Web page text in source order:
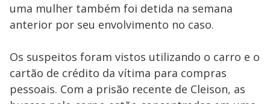
uma mulher também foi detida na semana
anterior por seu envolvimento no caso.
Os suspeitos foram vistos utilizando o carro e o
cartão de crédito da vítima para compras
pessoais. Com a prisão recente de Cleison, as